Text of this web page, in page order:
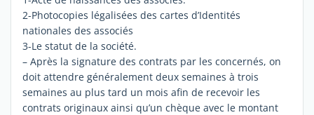
2-Photocopies légalisées des cartes d’Identités
nationales des associés
3-Le statut de la société.
– Après la signature des contrats par les concernés, on
doit attendre généralement deux semaines à trois
semaines au plus tard un mois afin de recevoir les
contrats originaux ainsi qu’un chèque avec le montant